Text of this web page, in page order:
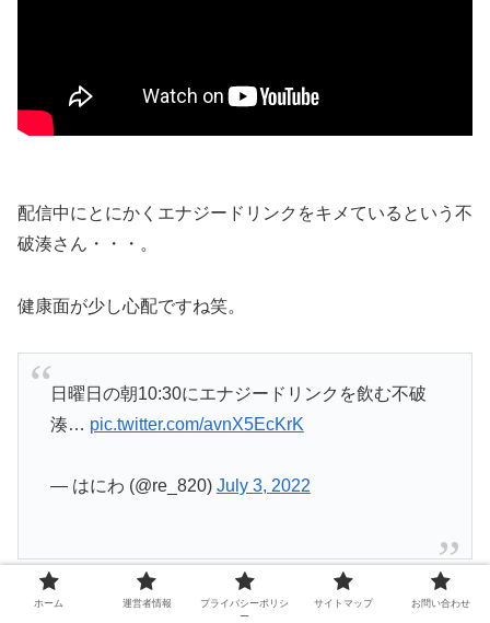
配信中にとにかくエナジードリンクをキメているという不
破湊さん・・・。
健康面が少し心配ですね笑。
日曜日の朝10:30にエナジードリンクを飲む不破
湊… pic.twitter.com/avnX5EcKrK
— はにわ (@re_820) July 3, 2022
朝からエナジードリンクなんて相当な強者です！
ホーム 運営者情報
プライバシーポリシ
ー
サイトマップ お問い合わせ